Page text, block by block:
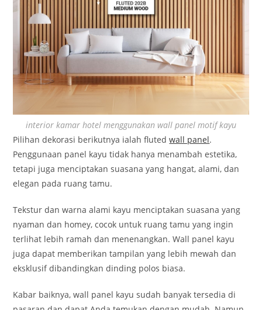
interior kamar hotel menggunakan wall panel motif kayu
Pilihan dekorasi berikutnya ialah flutedwall panel.
Penggunaan panel kayu tidak hanya menambah estetika,
tetapi juga menciptakan suasana yang hangat, alami, dan
elegan pada ruang tamu.
Tekstur dan warna alami kayu menciptakan suasana yang
nyaman dan homey, cocok untuk ruang tamu yang ingin
terlihat lebih ramah dan menenangkan. Wall panel kayu
juga dapat memberikan tampilan yang lebih mewah dan
eksklusif dibandingkan dinding polos biasa.
Kabar baiknya, wall panel kayu sudah banyak tersedia di